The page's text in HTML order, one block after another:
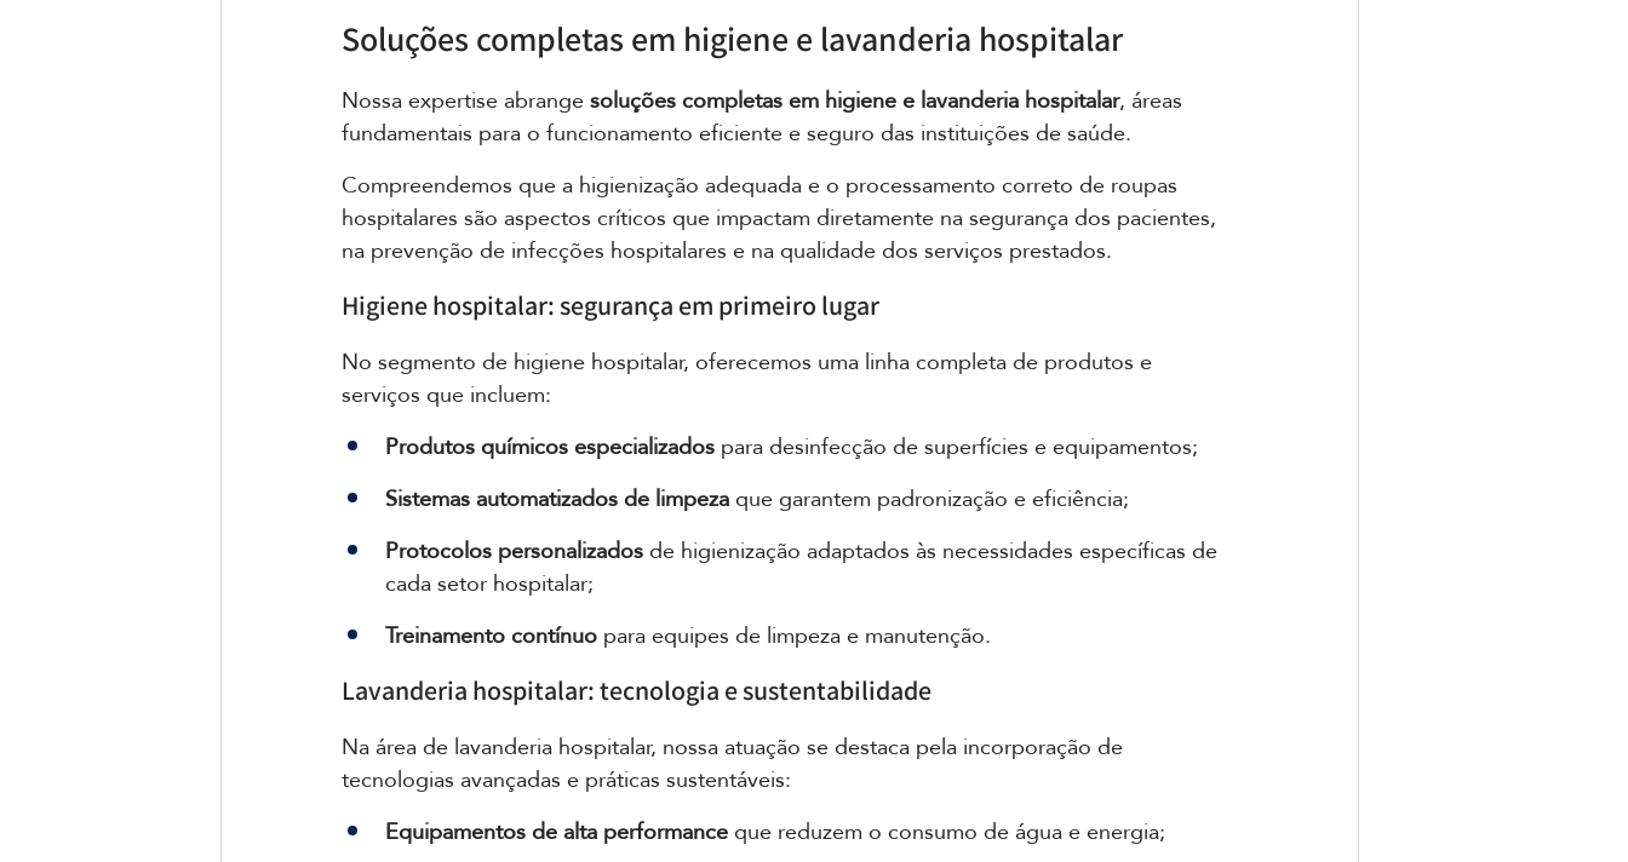
Soluções completas em higiene e lavanderia hospitalar
Nossa expertise abrange soluções completas em higiene e lavanderia hospitalar, áreas
fundamentais para o funcionamento eficiente e seguro das instituições de saúde.
Compreendemos que a higienização adequada e o processamento correto de roupas
hospitalares são aspectos críticos que impactam diretamente na segurança dos pacientes,
na prevenção de infecções hospitalares e na qualidade dos serviços prestados.
Higiene hospitalar: segurança em primeiro lugar
No segmento de higiene hospitalar, oferecemos uma linha completa de produtos e
serviços que incluem:
Produtos químicos especializados para desinfecção de superfícies e equipamentos;
Sistemas automatizados de limpeza que garantem padronização e eficiência;
Protocolos personalizados de higienização adaptados às necessidades específicas de
cada setor hospitalar;
Treinamento contínuo para equipes de limpeza e manutenção.
Lavanderia hospitalar: tecnologia e sustentabilidade
Na área de lavanderia hospitalar, nossa atuação se destaca pela incorporação de
tecnologias avançadas e práticas sustentáveis:
Equipamentos de alta performance que reduzem o consumo de água e energia;